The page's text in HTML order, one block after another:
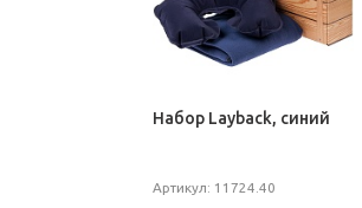
Набор Layback, синий
Артикул: 11724.40